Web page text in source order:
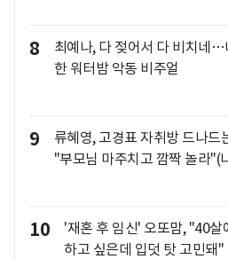
8
최예나, 다 젖어서 다 비치네…
한 워터밤 악동 비주얼
9
류혜영, 고경표 자취방 드나드
"부모님 마주치고 깜짝 놀라"(
10
'재혼 후 임신' 오또맘, "40살
하고 싶은데 입덧 탓 고민돼"